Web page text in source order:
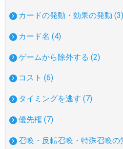
カードの発動・効果の発動 (3)
カード名 (4)
ゲームから除外する (2)
コスト (6)
タイミングを逃す (7)
優先権 (7)
召喚・反転召喚・特殊召喚の